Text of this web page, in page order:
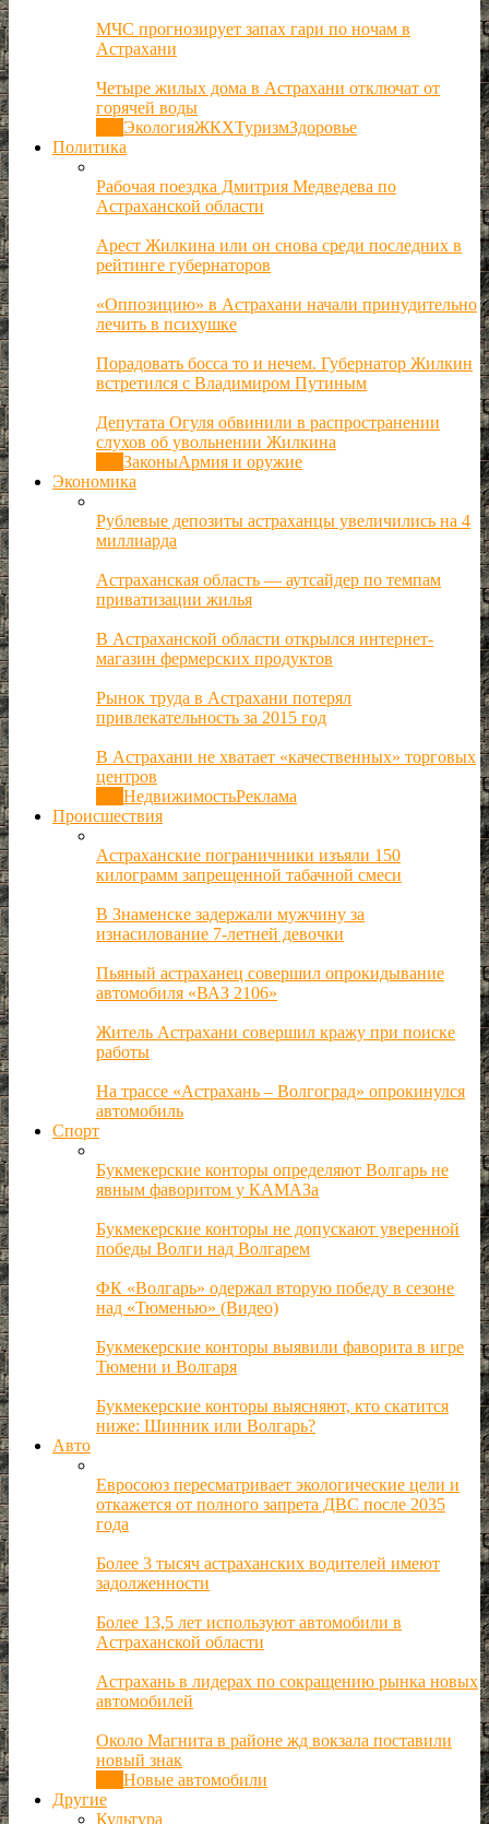
МЧС прогнозирует запах гари по ночам в
Астрахани
Четыре жилых дома в Астрахани отключат от
горячей воды
ЭкологияЖКХТуризмЗдоровье
Политика
Рабочая поездка Дмитрия Медведева по
Астраханской области
Арест Жилкина или он снова среди последних в
рейтинге губернаторов
«Оппозицию» в Астрахани начали принудительно
лечить в психушке
Порадовать босса то и нечем. Губернатор Жилкин
встретился с Владимиром Путиным
Депутата Огуля обвинили в распространении
слухов об увольнении Жилкина
ЗаконыАрмия и оружие
Экономика
Рублевые депозиты астраханцы увеличились на 4
миллиарда
Астраханская область — аутсайдер по темпам
приватизации жилья
В Астраханской области открылся интернет-
магазин фермерских продуктов
Рынок труда в Астрахани потерял
привлекательность за 2015 год
В Астрахани не хватает «качественных» торговых
центров
НедвижимостьРеклама
Происшествия
Астраханские пограничники изъяли 150
килограмм запрещенной табачной смеси
В Знаменске задержали мужчину за
изнасилование 7-летней девочки
Пьяный астраханец совершил опрокидывание
автомобиля «ВАЗ 2106»
Житель Астрахани совершил кражу при поиске
работы
На трассе «Астрахань – Волгоград» опрокинулся
автомобиль
Спорт
Букмекерские конторы определяют Волгарь не
явным фаворитом у КАМАЗа
Букмекерские конторы не допускают уверенной
победы Волги над Волгарем
ФК «Волгарь» одержал вторую победу в сезоне
над «Тюменью» (Видео)
Букмекерские конторы выявили фаворита в игре
Тюмени и Волгаря
Букмекерские конторы выясняют, кто скатится
ниже: Шинник или Волгарь?
Авто
Евросоюз пересматривает экологические цели и
откажется от полного запрета ДВС после 2035
года
Более 3 тысяч астраханских водителей имеют
задолженности
Более 13,5 лет используют автомобили в
Астраханской области
Астрахань в лидерах по сокращению рынка новых
автомобилей
Около Магнита в районе жд вокзала поставили
новый знак
Новые автомобили
Другие
Культура